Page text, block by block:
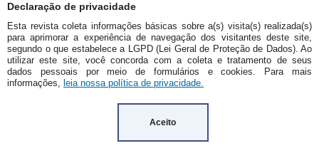
Declaração de privacidade
Esta revista coleta informações básicas sobre a(s) visita(s) realizada(s)
para aprimorar a experiência de navegação dos visitantes deste site,
segundo o que estabelece a LGPD (Lei Geral de Proteção de Dados). Ao
utilizar este site, você concorda com a coleta e tratamento de seus
dados pessoais por meio de formulários e cookies. Para mais
informações, leia nossa política de privacidade.
Aceito